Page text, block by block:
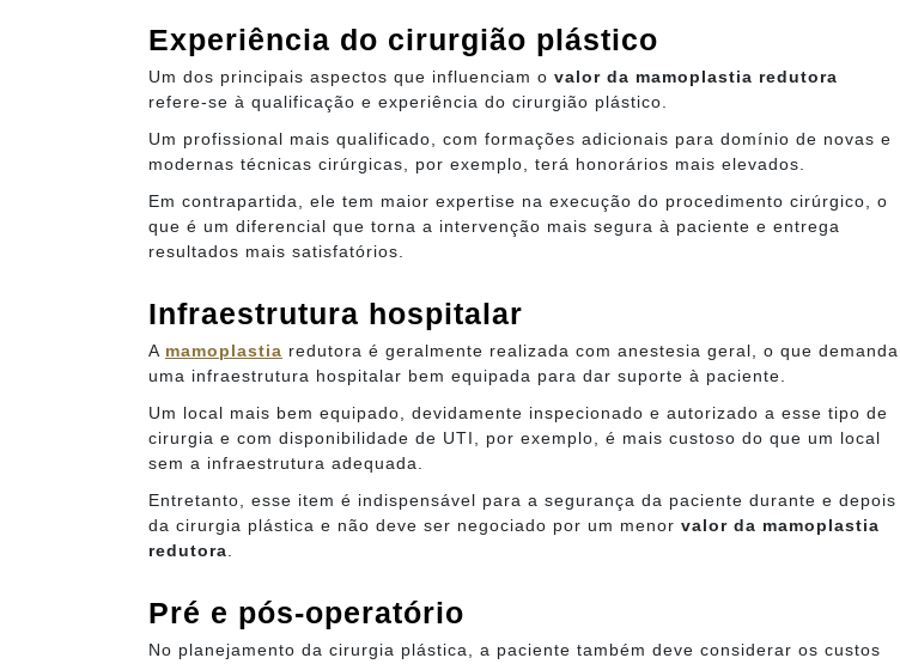
Experiência do cirurgião plástico
Um dos principais aspectos que influenciam o valor da mamoplastia redutora
refere-se à qualificação e experiência do cirurgião plástico.
Um profissional mais qualificado, com formações adicionais para domínio de novas e
modernas técnicas cirúrgicas, por exemplo, terá honorários mais elevados.
Em contrapartida, ele tem maior expertise na execução do procedimento cirúrgico, o
que é um diferencial que torna a intervenção mais segura à paciente e entrega
resultados mais satisfatórios.
Infraestrutura hospitalar
A mamoplastia redutora é geralmente realizada com anestesia geral, o que demanda
uma infraestrutura hospitalar bem equipada para dar suporte à paciente.
Um local mais bem equipado, devidamente inspecionado e autorizado a esse tipo de
cirurgia e com disponibilidade de UTI, por exemplo, é mais custoso do que um local
sem a infraestrutura adequada.
Entretanto, esse item é indispensável para a segurança da paciente durante e depois
da cirurgia plástica e não deve ser negociado por um menor valor da mamoplastia
redutora.
Pré e pós-operatório
No planejamento da cirurgia plástica, a paciente também deve considerar os custos